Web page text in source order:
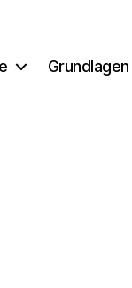
Grundlagen